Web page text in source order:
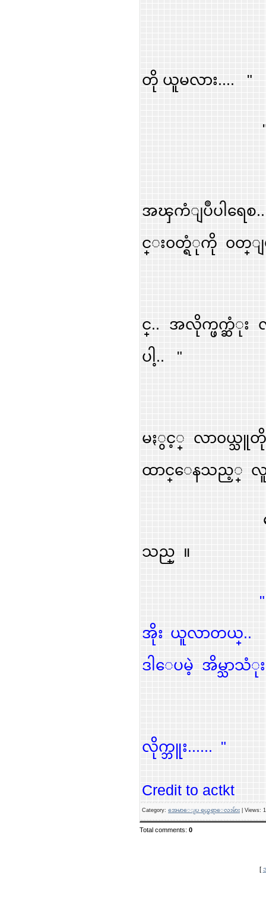
တို ယူမလား.... "
" အတိုပဲ
အၾကံျပဳပါရေ
င္း၀တ္ရံုကို ၀တ္ျ
င္.. အလိုက္ဖက္ဆံုး
ပါ့.. "
မႏွင့္ လာ၀ယ္သူတို
ထာင္ေနသည့္
ေယာက္က
သည္ ။
အိုး ယူလာတယ္..
ဒါေပမဲ့ အိမ္သာသံုး
လိုက္ဘူး...... "
Credit to actkt
Category: အေမာေျပ ရယ္စရာေလးမ်ား Views:
Total comments: 0
[